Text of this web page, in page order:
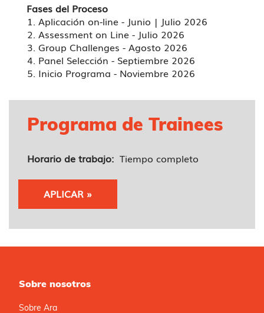
Fases del Proceso
Aplicación on-line - Junio | Julio 2026
Assessment on Line - Julio 2026
Group Challenges - Agosto 2026
Panel Selección - Septiembre 2026
Inicio Programa - Noviembre 2026
Programa de Trainees
Horario de trabajo: Tiempo completo
APLICAR »
Sobre nosotros
Sobre Ara